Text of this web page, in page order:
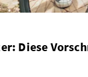
Diese